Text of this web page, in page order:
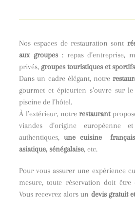
Nos espaces de restauration sont
aux groupes: repas d’entreprise,
privés, groupes touristiques et sportifs
Dans un cadre élégant, notre
gourmet et épicurien s’ouvre sur
piscine de l’hôtel.
À l’extérieur, notrerestaurant
viandes d’origine européenne
authentiques, une cuisine
asiatique, sénégalaise, etc.
Pour vous assurer une expérience
mesure, toute réservation doit être
Vous recevrez alors un devis gratuit